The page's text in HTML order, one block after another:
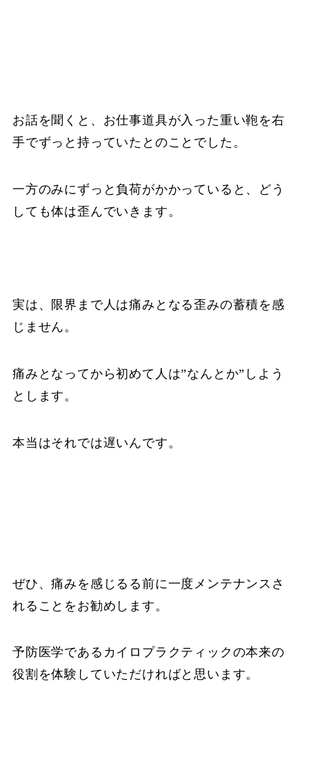
お話を聞くと、お仕事道具が入った重い鞄を右
手でずっと持っていたとのことでした。
一方のみにずっと負荷がかかっていると、どう
しても体は歪んでいきます。
実は、限界まで人は痛みとなる歪みの蓄積を感
じません。
痛みとなってから初めて人は”なんとか”しよう
とします。
本当はそれでは遅いんです。
ぜひ、痛みを感じるる前に一度メンテナンスさ
れることをお勧めします。
予防医学であるカイロプラクティックの本来の
役割を体験していただければと思います。